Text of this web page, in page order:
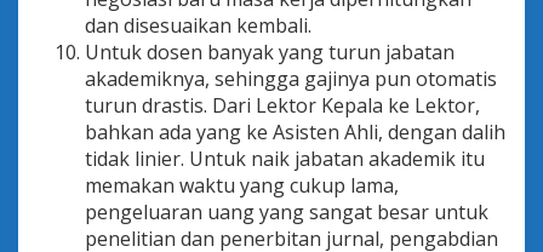
dan disesuaikan kembali.
Untuk dosen banyak yang turun jabatan
akademiknya, sehingga gajinya pun otomatis
turun drastis. Dari Lektor Kepala ke Lektor,
bahkan ada yang ke Asisten Ahli, dengan dalih
tidak linier. Untuk naik jabatan akademik itu
memakan waktu yang cukup lama,
pengeluaran uang yang sangat besar untuk
penelitian dan penerbitan jurnal, pengabdian